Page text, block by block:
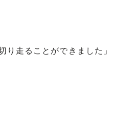
り走ることができました」